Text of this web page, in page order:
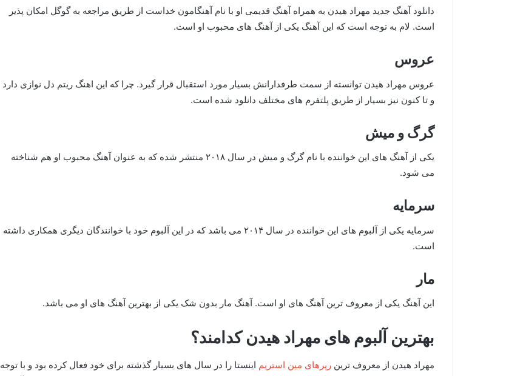
دانلود آهنگ جدید مهراد هیدن به همراه آهنگ قدیمی او با نام آهنگامون خداست از طریق مراجعه به گوگل امکان پذیر
است. لام به توجه است که این آهنگ یکی از آهنگ های محبوب‌ او است.
عروس
عروس مهراد هیدن توانسته از سمت طرفدارانش بسیار مورد استقبال قرار گیرد. چرا که این اهنگ ریتم دل نوازی دارد
و تا کنون نیز بسیار از طریق پلتفرم های مختلف دانلود شده است.
گرگ و میش
یکی از آهنگ های این خواننده با نام گرگ و میش در سال ۲۰۱۸ منتشر شده که به عنوان آهنگ محبوب او هم شناخته
می شود.
سرمایه
سرمایه یکی از آلبوم های این خواننده در سال ۲۰۱۴ می باشد که در این آلبوم خود با خوانندگان دیگری همکاری داشته
است.
مار
این آهنگ یکی از معروف ترین آهنگ های او است. آهنگ مار بدون شک یکی از بهترین آهنگ های او می باشد.
بهترین آلبوم های مهراد هیدن کدامند؟
مهراد هیدن از معروف ترین رپرهای مین استریم اینستا را در سال‌ های بسیار گذشته برای خود فعال کرده بود و با توجه